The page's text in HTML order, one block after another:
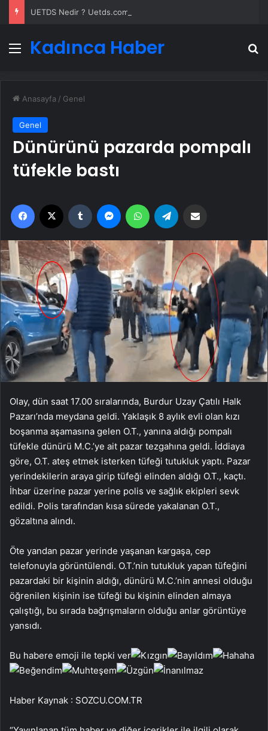
Menü
Kadınca Haber
Anasayfa / Genel
Genel
Dünürünü pazarda pompalı
tüfekle bastı
Facebook Tumblr MessengerWhatsApp
Olay, dün saat 17.00 sıralarında, Burdur Uzay Çatılı Halk
Pazarı’nda meydana geldi. Yaklaşık 8 aylık evli olan kızı
boşanma aşamasına gelen O.T., yanına aldığı pompalı
tüfekle dünürü M.C.’ye ait pazar tezgahına geldi. İddiaya
göre, O.T. ateş etmek isterken tüfeği tutukluk yaptı. Pazar
yerindekilerin araya girip tüfeği elinden aldığı O.T., kaçtı.
İhbar üzerine pazar yerine polis ve sağlık ekipleri sevk
edildi. Polis tarafından kısa sürede yakalanan O.T.,
gözaltına alındı.
Öte yandan pazar yerinde yaşanan kargaşa, cep
telefonuyla görüntülendi. O.T.’nin tutukluk yapan tüfeğini
pazardaki bir kişinin aldığı, dünürü M.C.’nin annesi olduğu
öğrenilen kişinin ise tüfeği bu kişinin elinden almaya
çalıştığı, bu sırada bağrışmaların olduğu anlar görüntüye
yansıdı.
Bu habere emoji ile tepki ver
Haber Kaynak : SOZCU.COM.TR